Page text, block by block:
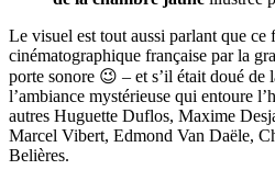
Le visuel est tout aussi parlant que ce
cinématographique française par la
porte sonore 😉 – et s’il était doué
l’ambiance mystérieuse qui entoure
autres Huguette Duflos, Maxime
Marcel Vibert, Edmond Van Daële,
Belières.